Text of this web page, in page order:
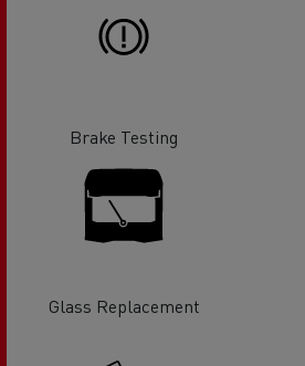
Brake Testing
Glass Replacement